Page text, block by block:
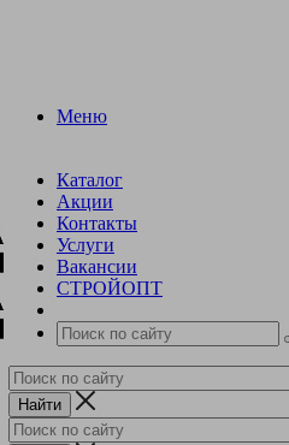
Меню
Каталог
Акции
Контакты
Услуги
Вакансии
СТРОЙОПТ